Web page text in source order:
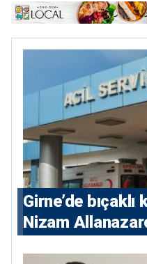
Girne’de
Nizam